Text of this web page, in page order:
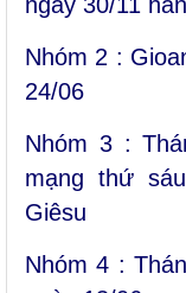
Nhóm 2 :
24/06
Nhóm 3 :
mạng thứ
Giêsu
Nhóm 4 :